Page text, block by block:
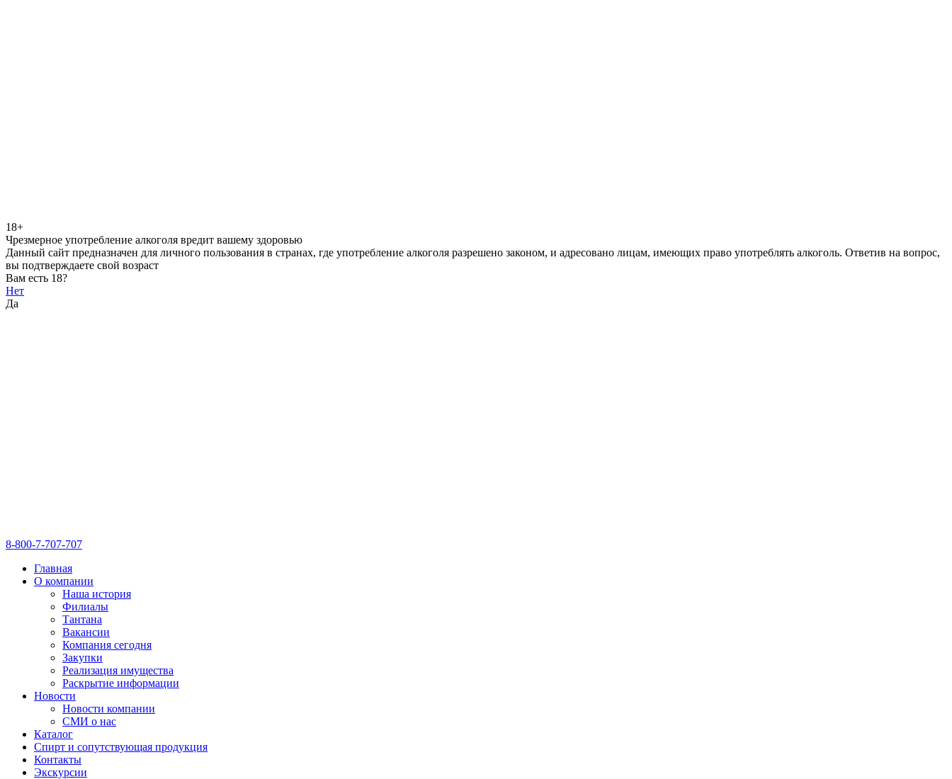
18+
Чрезмерное употребление алкоголя вредит вашему здоровью
Данный сайт предназначен для личного пользования в странах, где употребление алкоголя разрешено законом, и адресовано лицам, имеющих право употреблять алкоголь. Ответив на вопрос,
вы подтверждаете свой возраст
Вам есть 18?
Нет
Да
8-800-7-707-707
Главная
О компании
Наша история
Филиалы
Тантана
Вакансии
Компания сегодня
Закупки
Реализация имущества
Раскрытие информации
Новости
Новости компании
СМИ о нас
Каталог
Спирт и сопутствующая продукция
Контакты
Экскурсии